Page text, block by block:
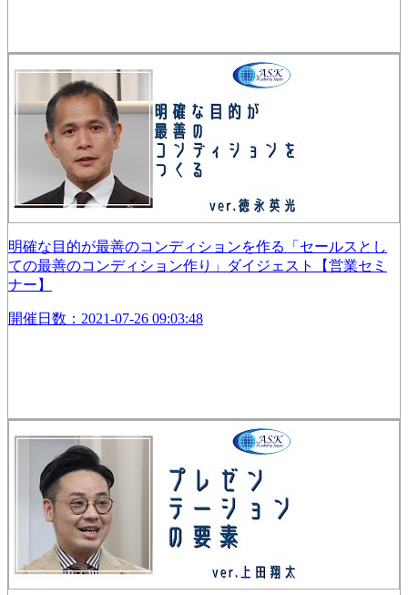
明確な目的が最善のコンディションを作る「セールスとし
ての最善のコンディション作り」ダイジェスト【営業セミ
ナー】
開催日数：2021-07-26 09:03:48